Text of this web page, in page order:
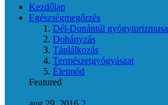
Kezdőlap
Egészségmegőrzés
Dél-Dunántúl gyógyturizmusa
Dohányzás
Táplálkozás
Természetgyógyászat
Életmód
Featured